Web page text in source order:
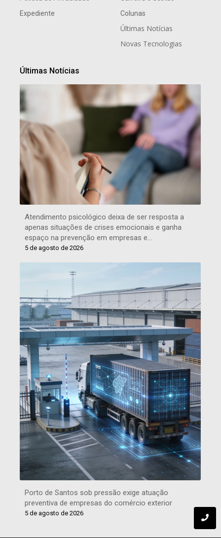
Expediente
Colunas
Últimas Notícias
Novas Tecnologias
Últimas Notícias
Atendimento psicológico deixa de ser resposta a
apenas situações de crises emocionais e ganha
espaço na prevenção em empresas e…
5 de agosto de 2026
Porto de Santos sob pressão exige atuação
preventiva de empresas do comércio exterior
5 de agosto de 2026